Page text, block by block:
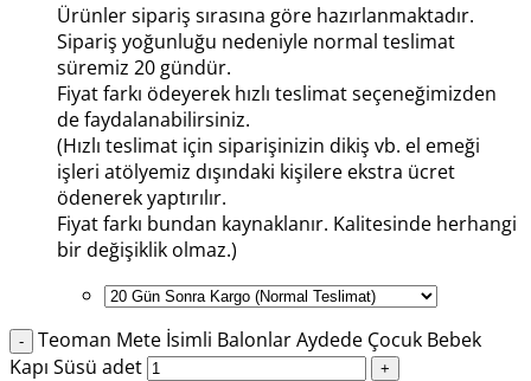
Ürünler sipariş sırasına göre hazırlanmaktadır.
Sipariş yoğunluğu nedeniyle normal teslimat
süremiz 20 gündür.
Fiyat farkı ödeyerek hızlı teslimat seçeneğimizden
de faydalanabilirsiniz.
(Hızlı teslimat için siparişinizin dikiş vb. el emeği
işleri atölyemiz dışındaki kişilere ekstra ücret
ödenerek yaptırılır.
Fiyat farkı bundan kaynaklanır. Kalitesinde herhangi
bir değişiklik olmaz.)
Teoman Mete İsimli Balonlar Aydede Çocuk Bebek
Kapı Süsü adet